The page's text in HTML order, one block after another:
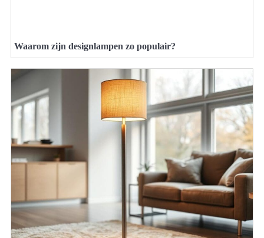
Waarom zijn designlampen zo populair?